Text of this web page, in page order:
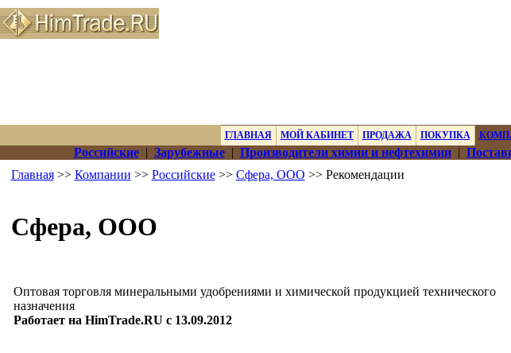
ГЛАВНАЯ МОЙ КАБИНЕТ ПРОДАЖА ПОКУПКА
Российские| Зарубежные| Производители химии и нефтехимии|
Главная>> Компании >> Российские>> Сфера, ООО >> Рекомендации
Сфера, ООО
Оптовая торговля минеральными удобрениями и химической продукцией технического
назначения
Работает на HimTrade.RU с 13.09.2012